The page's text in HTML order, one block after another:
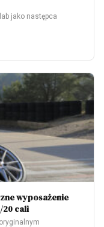
jako następca
wyposażenie
20 cali